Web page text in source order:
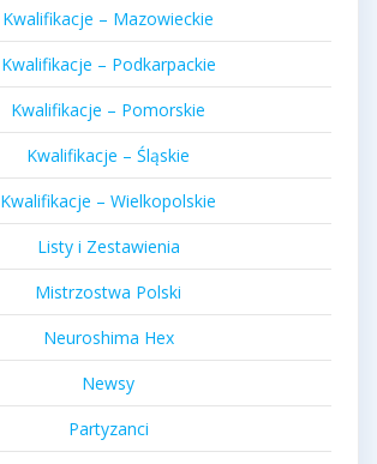
Kwalifikacje – Mazowieckie
Kwalifikacje – Podkarpackie
Kwalifikacje – Pomorskie
Kwalifikacje – Śląskie
Kwalifikacje – Wielkopolskie
Listy i Zestawienia
Mistrzostwa Polski
Neuroshima Hex
Newsy
Partyzanci